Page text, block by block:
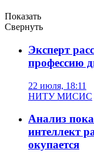
Показать
Свернуть
Эксперт
профессию
22 июля, 18:11
НИТУ МИСИС
Анализ
интеллект
окупается